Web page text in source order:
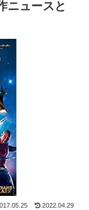
ニュースと
2022.04.29